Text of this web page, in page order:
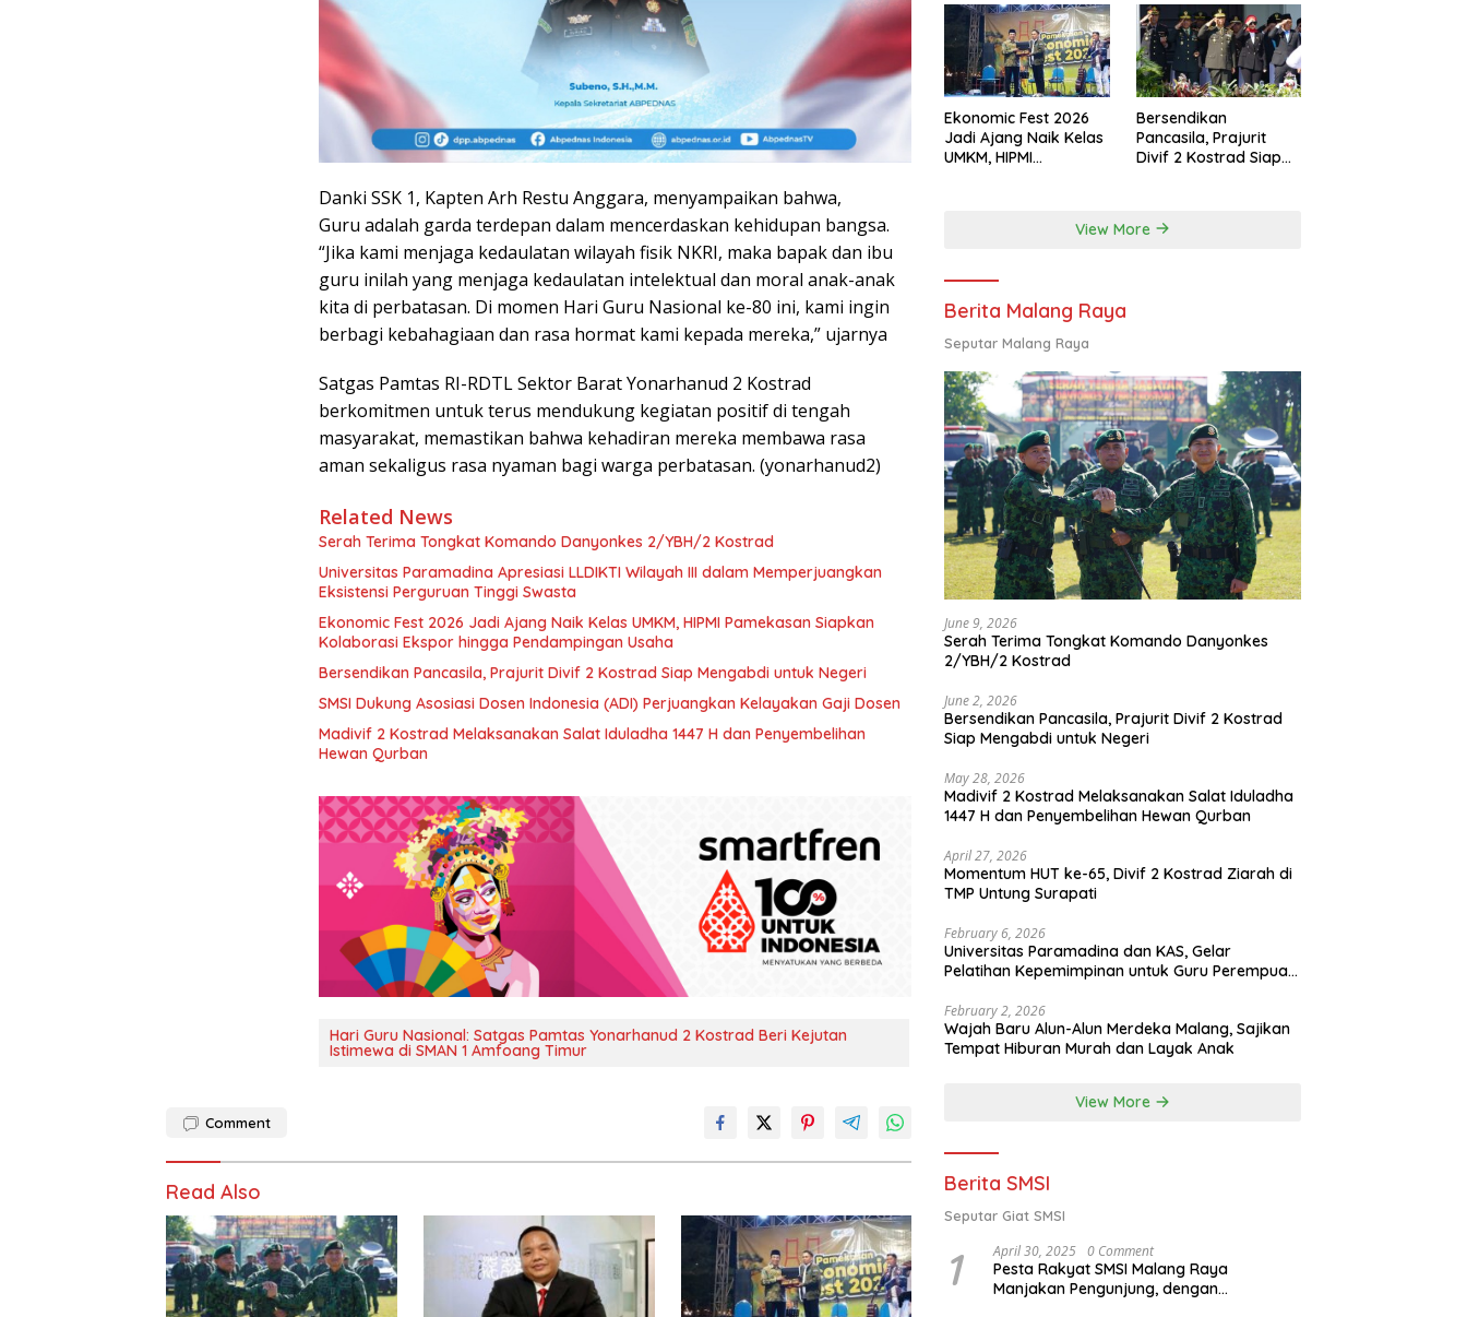
Danki SSK 1, Kapten Arh Restu Anggara, menyampaikan bahwa,
Guru adalah garda terdepan dalam mencerdaskan kehidupan bangsa.
“Jika kami menjaga kedaulatan wilayah fisik NKRI, maka bapak dan ibu
guru inilah yang menjaga kedaulatan intelektual dan moral anak-anak
kita di perbatasan. Di momen Hari Guru Nasional ke-80 ini, kami ingin
berbagi kebahagiaan dan rasa hormat kami kepada mereka,” ujarnya
Satgas Pamtas RI-RDTL Sektor Barat Yonarhanud 2 Kostrad
berkomitmen untuk terus mendukung kegiatan positif di tengah
masyarakat, memastikan bahwa kehadiran mereka membawa rasa
aman sekaligus rasa nyaman bagi warga perbatasan. (yonarhanud2)
Related News
Serah Terima Tongkat Komando Danyonkes 2/YBH/2 Kostrad
Universitas Paramadina Apresiasi LLDIKTI Wilayah III dalam Memperjuangkan
Eksistensi Perguruan Tinggi Swasta
Ekonomic Fest 2026 Jadi Ajang Naik Kelas UMKM, HIPMI Pamekasan Siapkan
Kolaborasi Ekspor hingga Pendampingan Usaha
Bersendikan Pancasila, Prajurit Divif 2 Kostrad Siap Mengabdi untuk Negeri
SMSI Dukung Asosiasi Dosen Indonesia (ADI) Perjuangkan Kelayakan Gaji Dosen
Madivif 2 Kostrad Melaksanakan Salat Iduladha 1447 H dan Penyembelihan
Hewan Qurban
Hari Guru Nasional: Satgas Pamtas Yonarhanud 2 Kostrad Beri Kejutan
Istimewa di SMAN 1 Amfoang Timur
Comment
Read Also
Ekonomic Fest 2026
Jadi Ajang Naik Kelas
UMKM, HIPMI
Bersendikan
Pancasila, Prajurit
Divif 2 Kostrad Siap
View More
Berita Malang Raya
Seputar Malang Raya
June 9, 2026
Serah Terima Tongkat Komando Danyonkes
2/YBH/2 Kostrad
June 2, 2026
Bersendikan Pancasila, Prajurit Divif 2 Kostrad
Siap Mengabdi untuk Negeri
May 28, 2026
Madivif 2 Kostrad Melaksanakan Salat Iduladha
1447 H dan Penyembelihan Hewan Qurban
April 27, 2026
Momentum HUT ke-65, Divif 2 Kostrad Ziarah di
TMP Untung Surapati
February 6, 2026
Universitas Paramadina dan KAS, Gelar
Pelatihan Kepemimpinan untuk Guru Perempuan
February 2, 2026
Wajah Baru Alun-Alun Merdeka Malang, Sajikan
Tempat Hiburan Murah dan Layak Anak
View More
Berita SMSI
Seputar Giat SMSI
1 April 30, 2025 0 Comment
Pesta Rakyat SMSI Malang Raya
Manjakan Pengunjung, dengan